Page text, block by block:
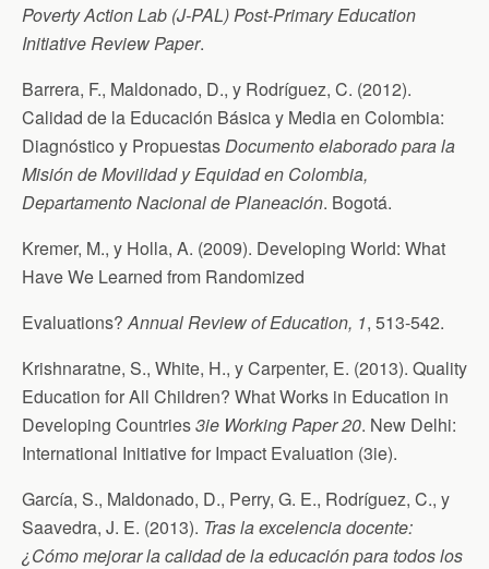
Poverty Action Lab (J-PAL) Post-Primary Education
Initiative Review Paper.
Barrera, F., Maldonado, D., y Rodríguez, C. (2012).
Calidad de la Educación Básica y Media en Colombia:
Diagnóstico y PropuestasDocumento elaborado para la
Misión de Movilidad y Equidad en Colombia,
Departamento Nacional de Planeación. Bogotá.
Kremer, M., y Holla, A. (2009). Developing World: What
Have We Learned from Randomized
Evaluations?Annual Review of Education, 1, 513-542.
Krishnaratne, S., White, H., y Carpenter, E. (2013). Quality
Education for All Children? What Works in Education in
Developing Countries3ie Working Paper 20. New Delhi:
International Initiative for Impact Evaluation (3ie).
García, S., Maldonado, D., Perry, G. E., Rodríguez, C., y
Saavedra, J. E. (2013). Tras la excelencia docente:
¿Cómo mejorar la calidad de la educación para todos los